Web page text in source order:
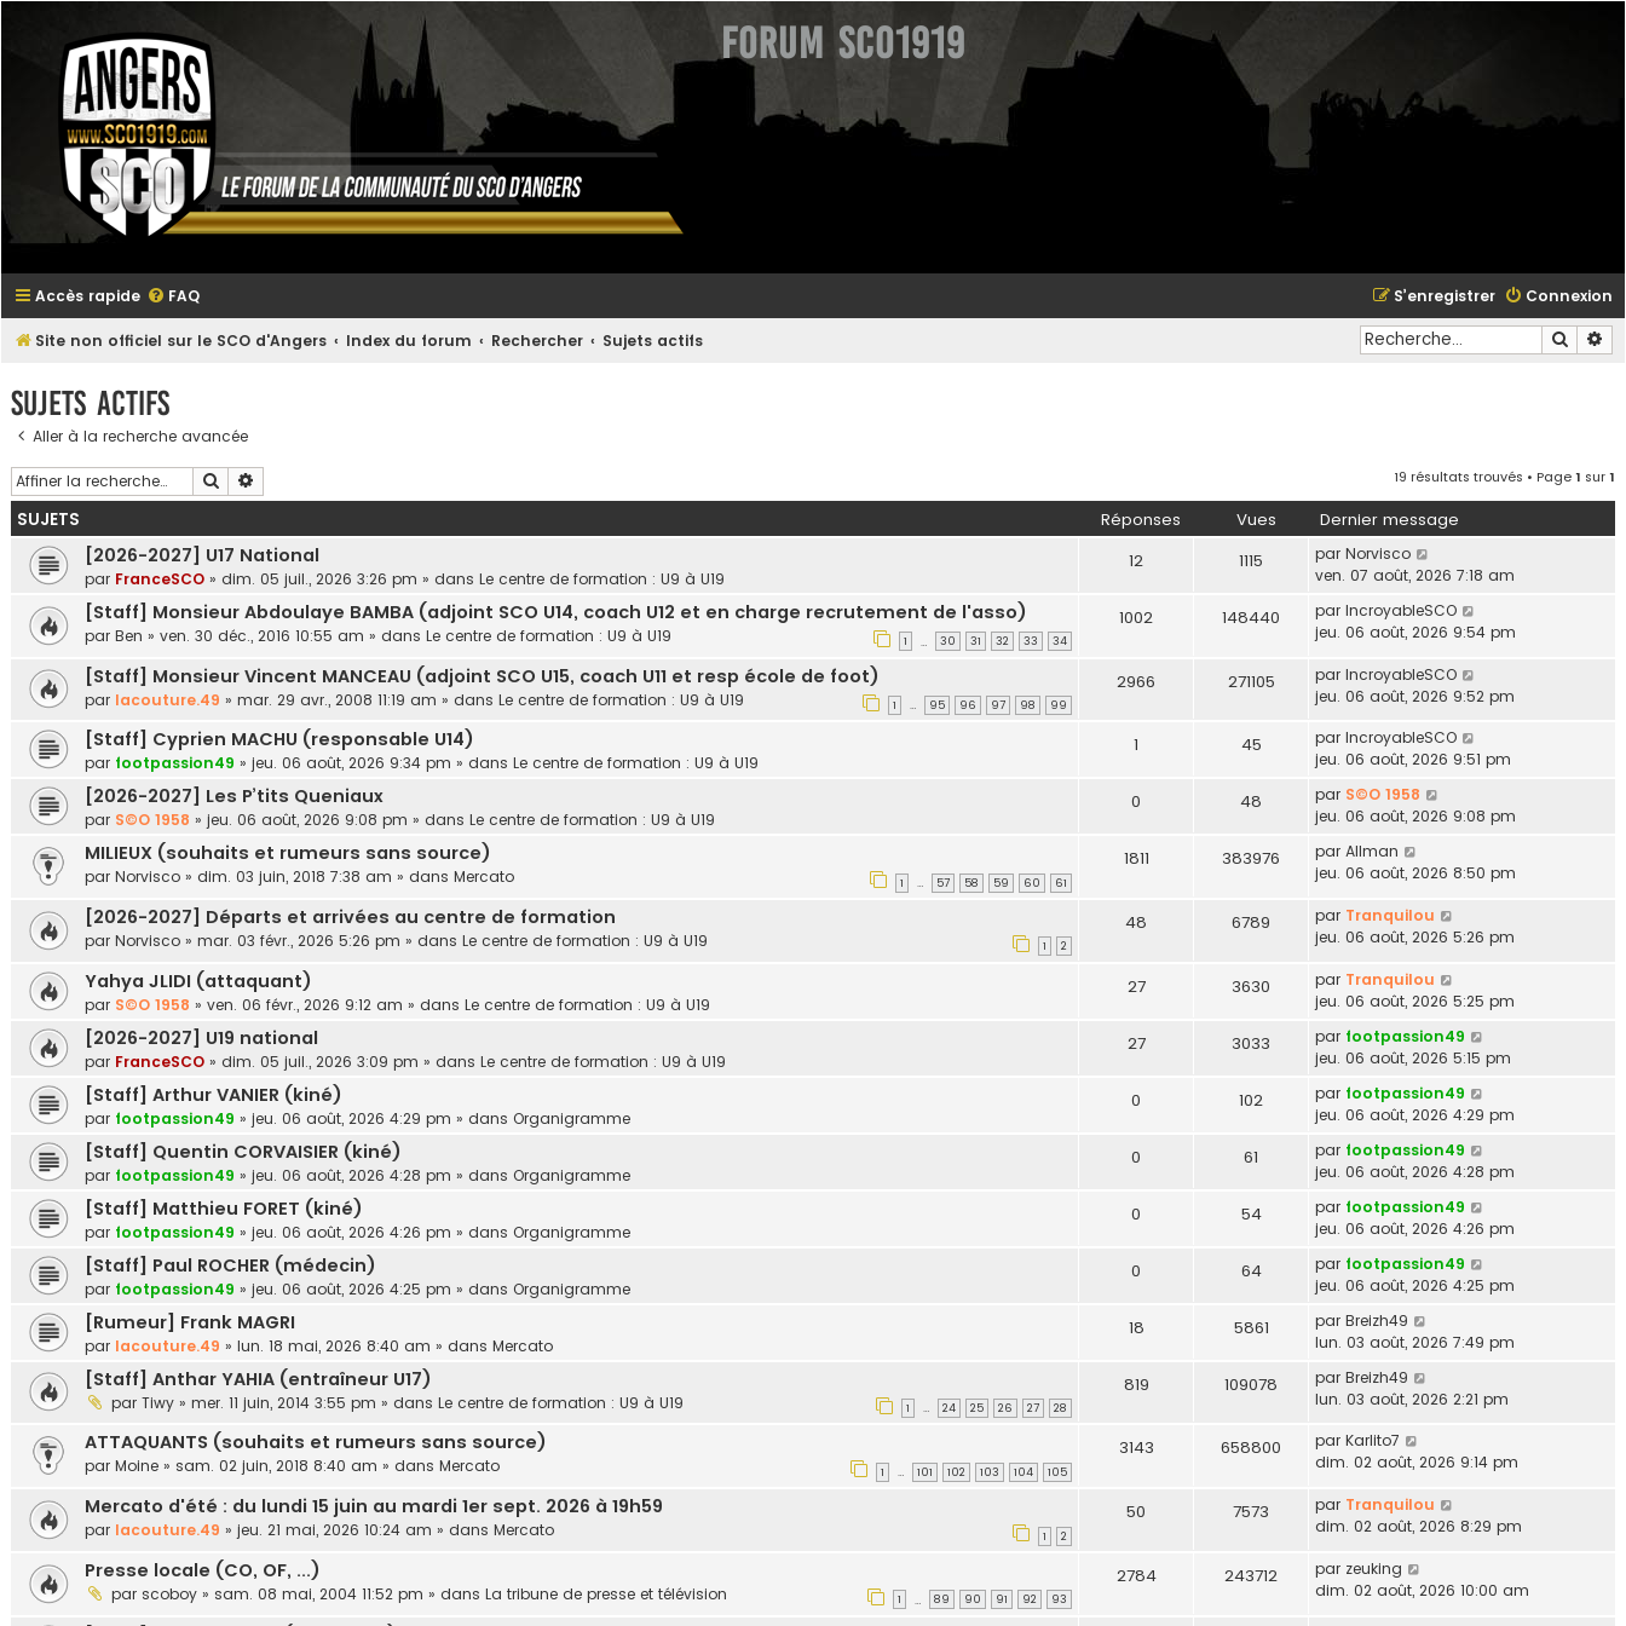
Forum SCO1919
Accès rapide FAQ Connexion
S’enregistrer
Site non officiel sur le SCO d'Angers Index du forum Rechercher Sujets actifs
Sujets actifs
Aller à la recherche avancée
Rechercher 19 résultats trouvés • Page1 sur1
SUJETS Réponses Vues Dernier message
[2026-2027] U17 National
par FranceSCO » dim. 05 juil., 2026 3:26 pm » dans Le centre de formation : U9 à U19
12 1115 par Norvisco
ven. 07 août, 2026 7:18 am
[Staff] Monsieur Abdoulaye BAMBA (adjoint SCO U14, coach U12 et en charge recrutement de l'asso)
par Ben » ven. 30 déc., 2016 10:55 am » dans Le centre de formation : U9 à U19 1 … 30 31 32 33 34
1002 148440 par IncroyableSCO
jeu. 06 août, 2026 9:54 pm
[Staff] Monsieur Vincent MANCEAU (adjoint SCO U15, coach U11 et resp école de foot)
par lacouture.49 » mar. 29 avr., 2008 11:19 am » dans Le centre de formation : U9 à U19 1 … 95 96 97 98 99
2966 271105 par IncroyableSCO
jeu. 06 août, 2026 9:52 pm
[Staff] Cyprien MACHU (responsable U14)
par footpassion49 » jeu. 06 août, 2026 9:34 pm » dans Le centre de formation : U9 à U19
1 45 par IncroyableSCO
jeu. 06 août, 2026 9:51 pm
[2026-2027] Les P’tits Queniaux
par S©O 1958 » jeu. 06 août, 2026 9:08 pm » dans Le centre de formation : U9 à U19
0 48 par S©O 1958
jeu. 06 août, 2026 9:08 pm
MILIEUX (souhaits et rumeurs sans source)
par Norvisco » dim. 03 juin, 2018 7:38 am » dans Mercato 1 … 57 58 59 60 61
1811 383976 par Allman
jeu. 06 août, 2026 8:50 pm
[2026-2027] Départs et arrivées au centre de formation
par Norvisco » mar. 03 févr., 2026 5:26 pm » dans Le centre de formation : U9 à U19 1 2
48 6789 par Tranquilou
jeu. 06 août, 2026 5:26 pm
Yahya JLIDI (attaquant)
par S©O 1958 » ven. 06 févr., 2026 9:12 am » dans Le centre de formation : U9 à U19
27 3630 par Tranquilou
jeu. 06 août, 2026 5:25 pm
[2026-2027] U19 national
par FranceSCO » dim. 05 juil., 2026 3:09 pm » dans Le centre de formation : U9 à U19
27 3033 par footpassion49
jeu. 06 août, 2026 5:15 pm
[Staff] Arthur VANIER (kiné)
par footpassion49 » jeu. 06 août, 2026 4:29 pm » dans Organigramme
0 102 par footpassion49
jeu. 06 août, 2026 4:29 pm
[Staff] Quentin CORVAISIER (kiné)
par footpassion49 » jeu. 06 août, 2026 4:28 pm » dans Organigramme
0 61 par footpassion49
jeu. 06 août, 2026 4:28 pm
[Staff] Matthieu FORET (kiné)
par footpassion49 » jeu. 06 août, 2026 4:26 pm » dans Organigramme
0 54 par footpassion49
jeu. 06 août, 2026 4:26 pm
[Staff] Paul ROCHER (médecin)
par footpassion49 » jeu. 06 août, 2026 4:25 pm » dans Organigramme
0 64 par footpassion49
jeu. 06 août, 2026 4:25 pm
[Rumeur] Frank MAGRI
par lacouture.49 » lun. 18 mai, 2026 8:40 am » dans Mercato
18 5861 par Breizh49
lun. 03 août, 2026 7:49 pm
[Staff] Anthar YAHIA (entraîneur U17)
par Tiwy » mer. 11 juin, 2014 3:55 pm » dans Le centre de formation : U9 à U19 1 … 24 25 26 27 28
819 109078 par Breizh49
lun. 03 août, 2026 2:21 pm
ATTAQUANTS (souhaits et rumeurs sans source)
par Moine » sam. 02 juin, 2018 8:40 am » dans Mercato 1 … 101 102 103 104 105
3143 658800 par Karlito7
dim. 02 août, 2026 9:14 pm
Mercato d'été : du lundi 15 juin au mardi 1er sept. 2026 à 19h59
par lacouture.49 » jeu. 21 mai, 2026 10:24 am » dans Mercato 1 2
50 7573 par Tranquilou
dim. 02 août, 2026 8:29 pm
Presse locale (CO, OF, ...)
par scoboy » sam. 08 mai, 2004 11:52 pm » dans La tribune de presse et télévision 1 … 89 90 91 92 93
2784 243712 par zeuking
dim. 02 août, 2026 10:00 am